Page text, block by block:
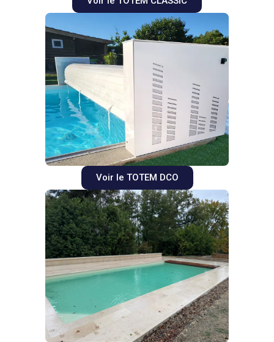
Voir le TOTEM DCO